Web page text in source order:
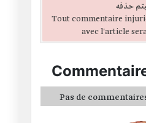
حذفه
Tout commentaire
avec l'article